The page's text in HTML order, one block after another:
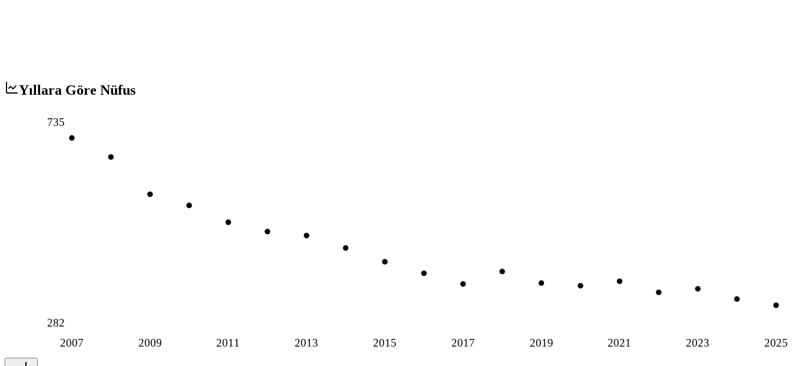
Yıllara Göre Nüfus
2007 2009 2011 2013 2015 2017 2019 2021 2023 2025
735
282